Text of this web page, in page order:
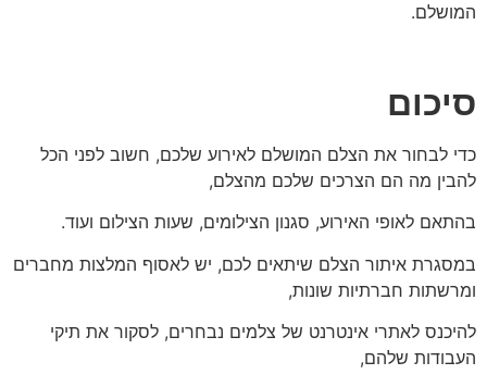
המושלם.
סיכום
כדי לבחור את הצלם המושלם לאירוע שלכם, חשוב לפני הכל
להבין מה הם הצרכים שלכם מהצלם,
בהתאם לאופי האירוע, סגנון הצילומים, שעות הצילום ועוד.
במסגרת איתור הצלם שיתאים לכם, יש לאסוף המלצות מחברים
ומרשתות חברתיות שונות,
להיכנס לאתרי אינטרנט של צלמים נבחרים, לסקור את תיקי
העבודות שלהם,